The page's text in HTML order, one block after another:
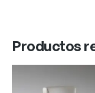
Productos